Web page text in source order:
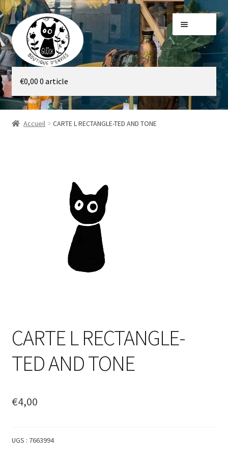
Aller
à
la
navigation
Aller
au
contenu
Galerie
Boutique
€0,00 0 article
Accueil CARTE L RECTANGLE-TED AND TONE
CARTE L RECTANGLE-
TED AND TONE
€4,00
UGS : 7663994